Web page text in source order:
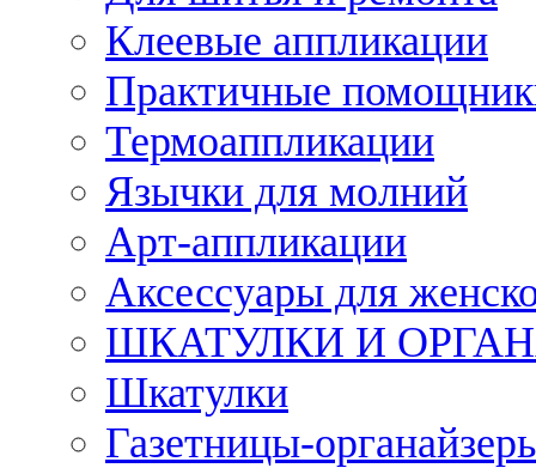
Клеевые аппликации
Практичные
Термоаппликации
Язычки для молний
Арт-аппликации
Аксессуары для
ШКАТУЛКИ И
Шкатулки
Газетницы-